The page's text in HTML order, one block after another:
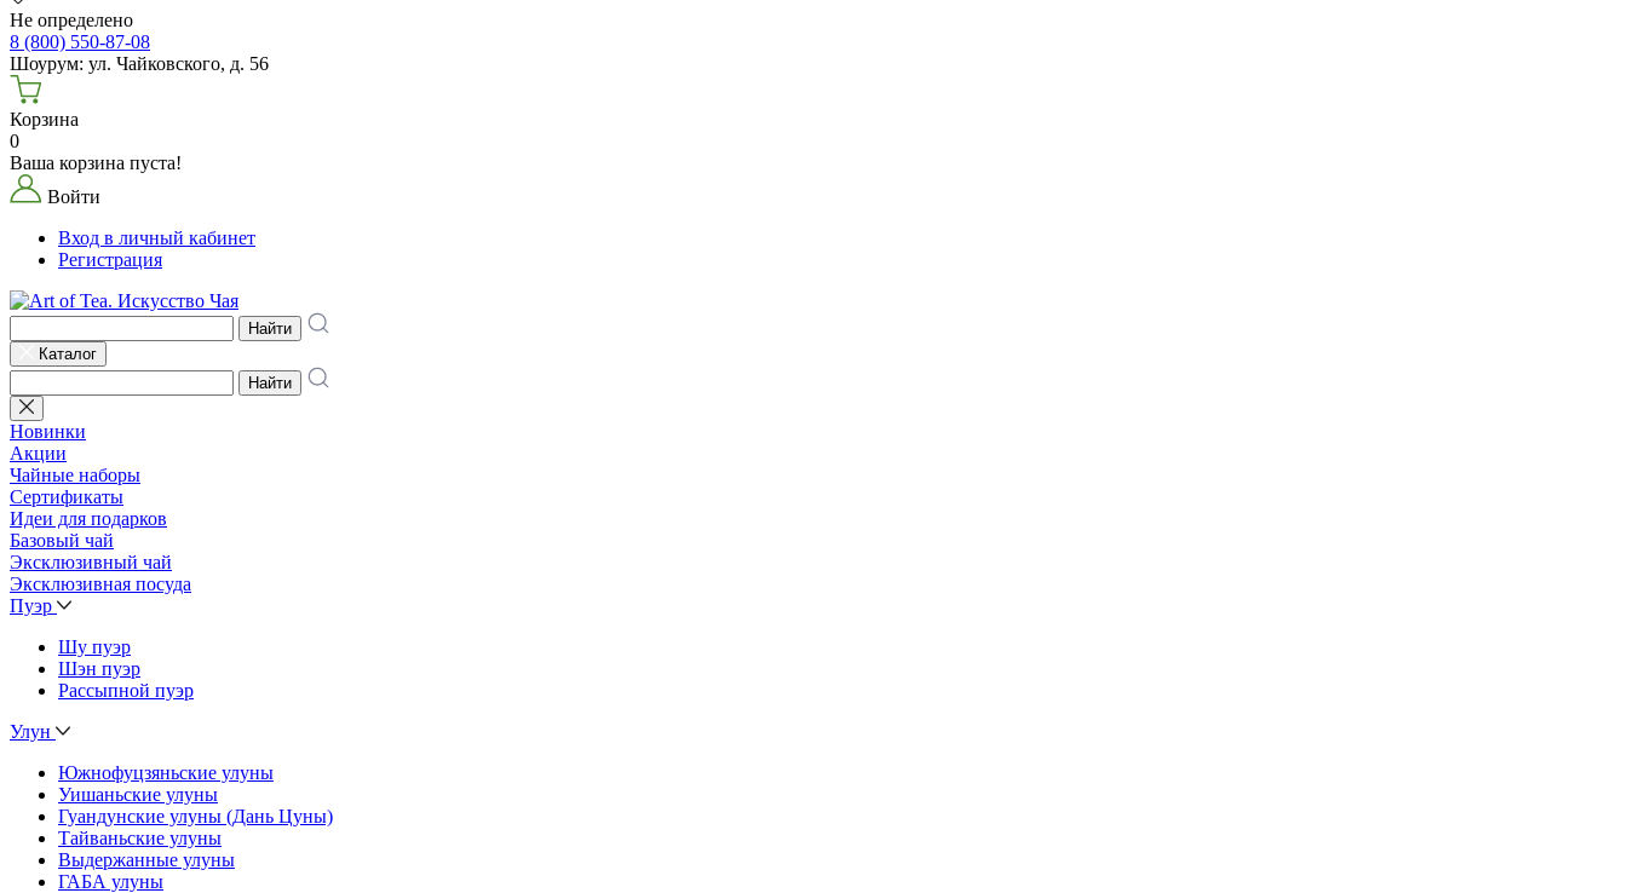
Не определено
8 (800) 550-87-08
Шоурум: ул. Чайковского, д. 56
Корзина
0
Ваша корзина пуста!
Войти
Вход в личный кабинет
Регистрация
Найти
Каталог
Найти
Новинки
Акции
Чайные наборы
Сертификаты
Идеи для подарков
Базовый чай
Эксклюзивный чай
Эксклюзивная посуда
Пуэр
Шу пуэр
Шэн пуэр
Рассыпной пуэр
Улун
Южнофуцзяньские улуны
Уишаньские улуны
Гуандунские улуны (Дань Цуны)
Тайваньские улуны
Выдержанные улуны
ГАБА улуны